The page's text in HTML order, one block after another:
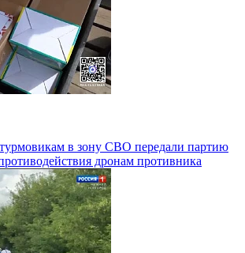
в зону СВО передали партию
дронам противника